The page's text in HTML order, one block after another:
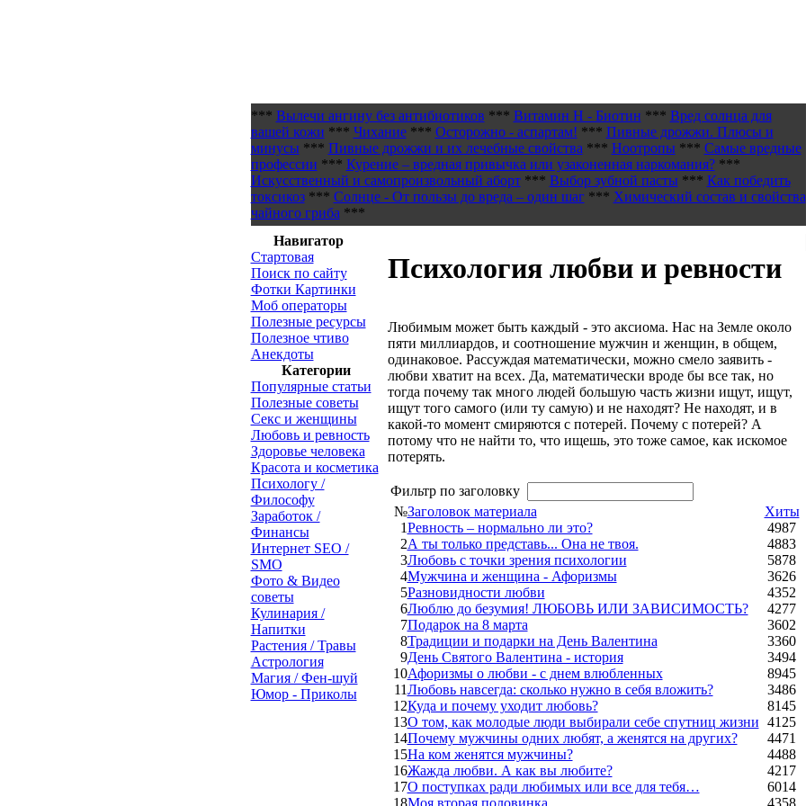
*** Вылечи ангину без антибиотиков *** Витамин H - Биотин *** Вред солнца для
вашей кожи *** Чихание*** Осторожно - аспартам! *** Пивные дрожжи. Плюсы и
минусы*** Пивные дрожжи и их лечебные свойства *** Ноотропы*** Самые вредные
профессии *** Курение – вредная привычка или узаконенная наркомания?***
Искусственный и самопроизвольный аборт*** Выбор зубной пасты*** Как победить
токсикоз*** Солнце - От пользы до вреда – один шаг*** Химический состав и свойства
чайного гриба ***
Навигатор
Стартовая
Поиск по сайту
Фотки Картинки
Моб операторы
Полезные ресурсы
Полезное чтиво
Анекдоты
Категории
Популярные статьи
Полезные советы
Секс и женщины
Любовь и ревность
Здоровье человека
Красота и косметика
Психологу /
Философу
Заработок /
Финансы
Интернет SEO /
SMO
Фото & Видео
советы
Кулинария /
Напитки
Растения / Травы
Астрология
Магия / Фен-шуй
Юмор - Приколы
Психология любви и ревности
Любимым может быть каждый - это аксиома. Нас на Земле около
пяти миллиардов, и соотношение мужчин и женщин, в общем,
одинаковое. Рассуждая математически, можно смело заявить -
любви хватит на всех. Да, математически вроде бы все так, но
тогда почему так много людей большую часть жизни ищут, ищут,
ищут того самого (или ту самую) и не находят? Не находят, и в
какой-то момент смиряются с потерей. Почему с потерей? А
потому что не найти то, что ищешь, это тоже самое, как искомое
потерять.
Фильтр по заголовку
№Заголовок материала
Хиты
1Ревность – нормально ли это?
4987
2А ты только представь... Она не твоя.
4883
3Любовь с точки зрения психологии
5878
4Мужчина и женщина - Афоризмы
3626
5Разновидности любви
4352
6Люблю до безумия! ЛЮБОВЬ ИЛИ ЗАВИСИМОСТЬ?
4277
7Подарок на 8 марта
3602
8Традиции и подарки на День Валентина
3360
9День Святого Валентина - история
3494
10Афоризмы о любви - с днем влюбленных
8945
11Любовь навсегда: сколько нужно в себя вложить?
3486
12Куда и почему уходит любовь?
8145
13О том, как молодые люди выбирали себе спутниц жизни 4125
14Почему мужчины одних любят, а женятся на других?
4471
15На ком женятся мужчины?
4488
16Жажда любви. А как вы любите?
4217
17О поступках ради любимых или все для тебя…
6014
18Моя вторая половинка 4358